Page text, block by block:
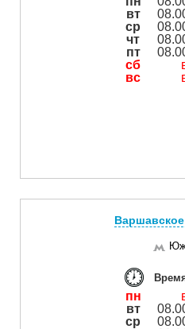
вт
ср
чт
пт
сб
вс
пн
вт
ср